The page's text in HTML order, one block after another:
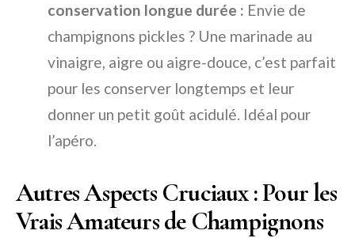
conservation longue durée : Envie de
champignons pickles ? Une marinade au
vinaigre, aigre ou aigre-douce, c’est parfait
pour les conserver longtemps et leur
donner un petit goût acidulé. Idéal pour
l’apéro.
Autres Aspects Cruciaux : Pour les
Vrais Amateurs de Champignons